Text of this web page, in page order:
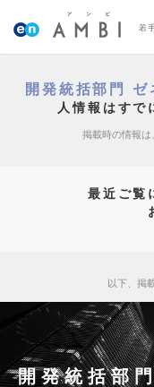
若
開発統括部門 ゼ
人情報はすで
掲載時の情報は
最近ご覧
以下、掲
開発統括部